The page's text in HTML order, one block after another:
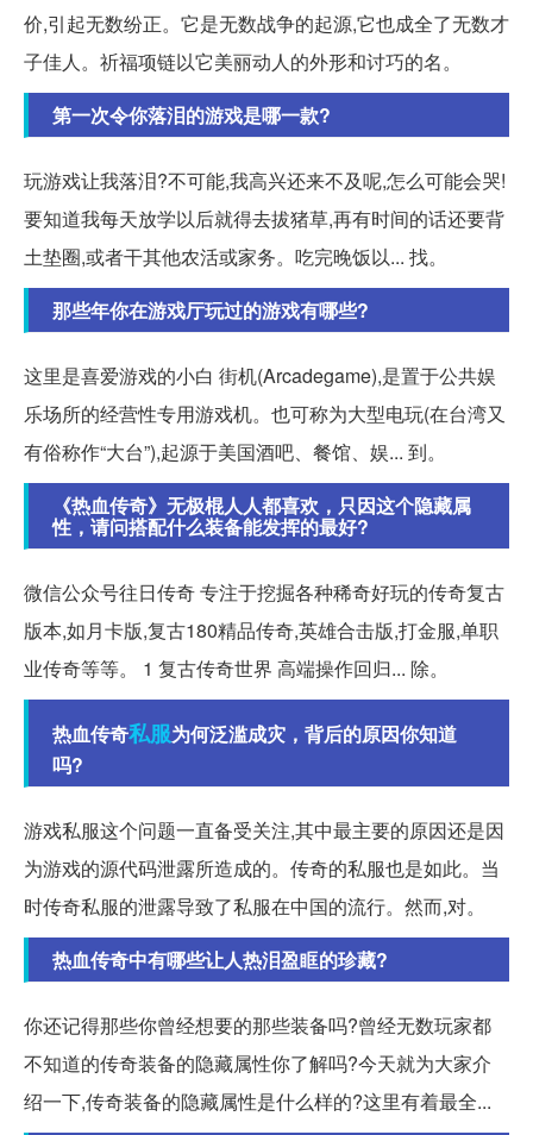
价,引起无数纷正。它是无数战争的起源,它也成全了无数才
子佳人。祈福项链以它美丽动人的外形和讨巧的名。
第一次令你落泪的游戏是哪一款?
玩游戏让我落泪?不可能,我高兴还来不及呢,怎么可能会哭!
要知道我每天放学以后就得去拔猪草,再有时间的话还要背
土垫圈,或者干其他农活或家务。吃完晚饭以... 找。
那些年你在游戏厅玩过的游戏有哪些?
这里是喜爱游戏的小白 街机(Arcadegame),是置于公共娱
乐场所的经营性专用游戏机。也可称为大型电玩(在台湾又
有俗称作“大台”),起源于美国酒吧、餐馆、娱... 到。
《热血传奇》无极棍人人都喜欢，只因这个隐藏属
性，请问搭配什么装备能发挥的最好?
微信公众号往日传奇 专注于挖掘各种稀奇好玩的传奇复古
版本,如月卡版,复古180精品传奇,英雄合击版,打金服,单职
业传奇等等。 1 复古传奇世界 高端操作回归... 除。
热血传奇私服为何泛滥成灾，背后的原因你知道
吗?
游戏私服这个问题一直备受关注,其中最主要的原因还是因
为游戏的源代码泄露所造成的。传奇的私服也是如此。当
时传奇私服的泄露导致了私服在中国的流行。然而,对。
热血传奇中有哪些让人热泪盈眶的珍藏?
你还记得那些你曾经想要的那些装备吗?曾经无数玩家都
不知道的传奇装备的隐藏属性你了解吗?今天就为大家介
绍一下,传奇装备的隐藏属性是什么样的?这里有着最全...